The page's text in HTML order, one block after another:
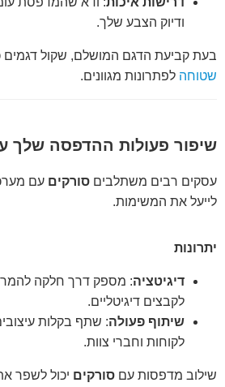
ודיוק הצבע שלך.
בעת קביעת הדגם המושלם, שקול דגמים
שטוחה לפתרונות מגוונים.
שיפור פעולות ההדפסה שלך
עסקים רבים משתלבים סורקים עם
לייעל את המשימות.
יתרונות
דיגיטציה: מספק דרך חלקה להמרת
לקבצים דיגיטליים.
שיתוף פעולה: שתף בקלות
לקוחות וחברי צוות.
שילוב מדפסות עם סורקים יכול לשפר